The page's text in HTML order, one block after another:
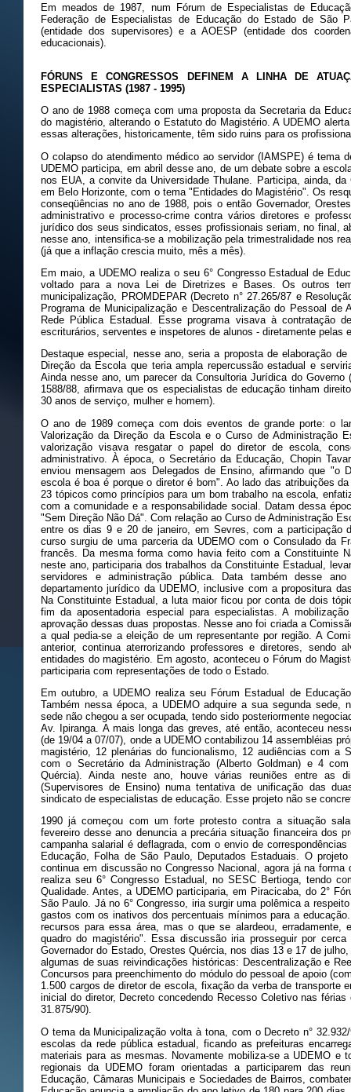
Em meados de 1987, num Fórum de Especialistas de
Federação de Especialistas de Educação do Estado de São
(entidade dos supervisores) e a AOESP (entidade dos
educacionais).
FÓRUNS E CONGRESSOS DEFINEM A LINHA DE
ESPECIALISTAS (1987 - 1995)
O ano de 1988 começa com uma proposta da Secretaria da
do magistério, alterando o Estatuto do Magistério. A UDEMO
essas alterações, historicamente, têm sido ruins para os
O colapso do atendimento médico ao servidor (IAMSPE) é tema
UDEMO participa, em abril desse ano, de um debate sobre a
nos EUA, a convite da Universidade Thulane. Participa, ainda, da
em Belo Horizonte, com o tema "Entidades do Magistério". Os
conseqüências no ano de 1988, pois o então Governador,
administrativo e processo-crime contra vários diretores e
jurídico dos seus sindicatos, esses profissionais seriam, no final,
nesse ano, intensifica-se a mobilização pela trimestralidade nos
(já que a inflação crescia muito, mês a mês).
Em maio, a UDEMO realiza o seu 6° Congresso Estadual de
voltado para a nova Lei de Diretrizes e Bases. Os outros
municipalização, PROMDEPAR (Decreto n° 27.265/87 e
Programa de Municipalização e Descentralização do Pessoal de
Rede Pública Estadual. Esse programa visava à contratação
escriturários, serventes e inspetores de alunos - diretamente pelas
Destaque especial, nesse ano, seria a proposta de elaboração
Direção da Escola que teria ampla repercussão estadual e
Ainda nesse ano, um parecer da Consultoria Jurídica do Governo
1588/88, afirmava que os especialistas de educação tinham
30 anos de serviço, mulher e homem).
O ano de 1989 começa com dois eventos de grande porte: o
Valorização da Direção da Escola e o Curso de Administração
valorização visava resgatar o papel do diretor de escola,
administrativo. À época, o Secretário da Educação, Chopin
enviou mensagem aos Delegados de Ensino, afirmando que "o
escola é boa é porque o diretor é bom". Ao lado das atribuições
23 tópicos como princípios para um bom trabalho na escola,
com a comunidade e a responsabilidade social. Datam dessa
"Sem Direção Não Dá". Com relação ao Curso de Administração
entre os dias 9 e 20 de janeiro, em Sevres, com a participação
curso surgiu de uma parceria da UDEMO com o Consulado da
francês. Da mesma forma como havia feito com a Constituinte
neste ano, participaria dos trabalhos da Constituinte Estadual,
servidores e administração pública. Data também desse
departamento jurídico da UDEMO, inclusive com a propositura
Na Constituinte Estadual, a luta maior ficou por conta de dois
fim da aposentadoria especial para especialistas. A
aprovação dessas duas propostas. Nesse ano foi criada a
a qual pedia-se a eleição de um representante por região. A
anterior, continua aterrorizando professores e diretores, sendo
entidades do magistério. Em agosto, aconteceu o Fórum do
participaria com representações de todo o Estado.
Em outubro, a UDEMO realiza seu Fórum Estadual de
Também nessa época, a UDEMO adquire a sua segunda sede,
sede não chegou a ser ocupada, tendo sido posteriormente
Av. Ipiranga. A mais longa das greves, até então, aconteceu
(de 19/04 a 07/07), onde a UDEMO contabilizou 14 assembléias
magistério, 12 plenárias do funcionalismo, 12 audiências com a
com o Secretário da Administração (Alberto Goldman) e 4
Quércia). Ainda neste ano, houve várias reuniões entre as
(Supervisores de Ensino) numa tentativa de unificação das
sindicato de especialistas de educação. Esse projeto não se
1990 já começou com um forte protesto contra a situação
fevereiro desse ano denuncia a precária situação financeira dos
campanha salarial é deflagrada, com o envio de
Educação, Folha de São Paulo, Deputados Estaduais. O
continua em discussão no Congresso Nacional, agora já na
realiza seu 6° Congresso Estadual, no SESC Bertioga, tendo
Qualidade. Antes, a UDEMO participaria, em Piracicaba, do 2°
São Paulo. Já no 6° Congresso, iria surgir uma polêmica a
gastos com os inativos dos percentuais mínimos para a
recursos para essa área, mas o que se alardeou, erradamente,
quadro do magistério". Essa discussão iria prosseguir por
Governador do Estado, Orestes Quércia, nos dias 13 e 17 de
algumas de suas reivindicações históricas: Descentralização e
Concursos para preenchimento do módulo do pessoal de apoio
1.500 cargos de diretor de escola, fixação da verba de transporte
inicial do diretor, Decreto concedendo Recesso Coletivo nas
31.875/90).
O tema da Municipalização volta à tona, com o Decreto n°
escolas da rede pública estadual, ficando as prefeituras
materiais para as mesmas. Novamente mobiliza-se a UDEMO e
regionais da UDEMO foram orientadas a participarem das
Educação, Câmaras Municipais e Sociedades de Bairros,